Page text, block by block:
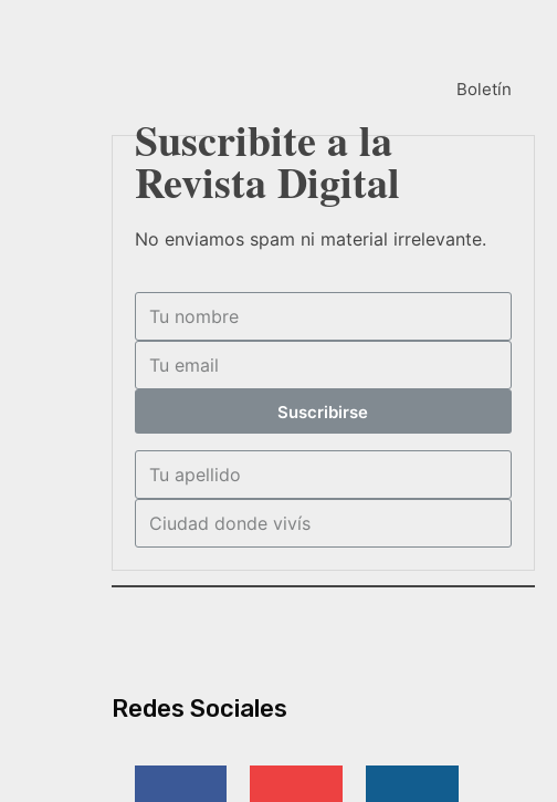
Boletín
Suscribite a la
Revista Digital
No enviamos spam ni material irrelevante.
Suscribirse
Redes Sociales